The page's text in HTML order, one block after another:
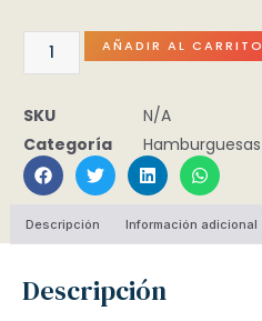
AÑADIR AL CARRITO
SKU
N/A
Categoría
Hamburguesas
Descripción Información adicional
Descripción